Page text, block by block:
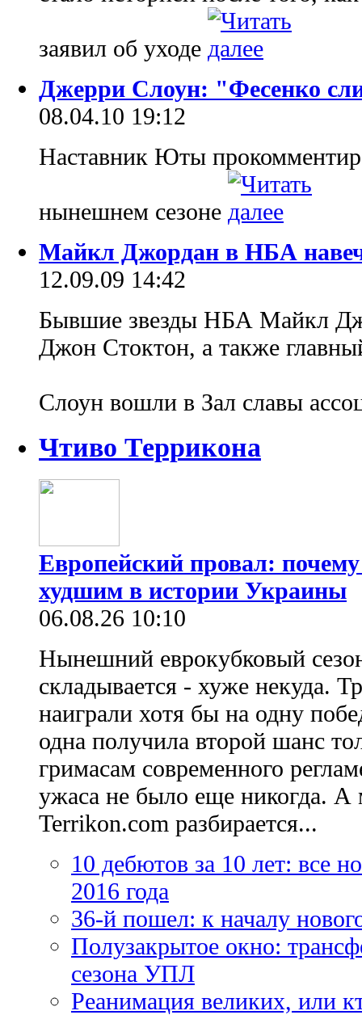
заявил об уходе
Джерри Слоун: "Фесенко
08.04.10 19:12
Наставник Юты
нынешнем сезоне
Майкл Джордан в НБА
12.09.09 14:42
Бывшие звезды НБА Майкл
Джон Стоктон, а также
Слоун вошли в Зал славы
Чтиво Террикона
Европейский провал:
худшим в истории Украины
06.08.26 10:10
Нынешний еврокубковый
складывается - хуже некуда.
наиграли хотя бы на одну
одна получила второй шанс
гримасам современного
ужаса не было еще никогда. А
Terrikon.com разбирается...
10 дебютов за 10 лет: все
2016 года
36-й пошел: к началу
Полузакрытое окно:
сезона УПЛ
Реанимация великих, или